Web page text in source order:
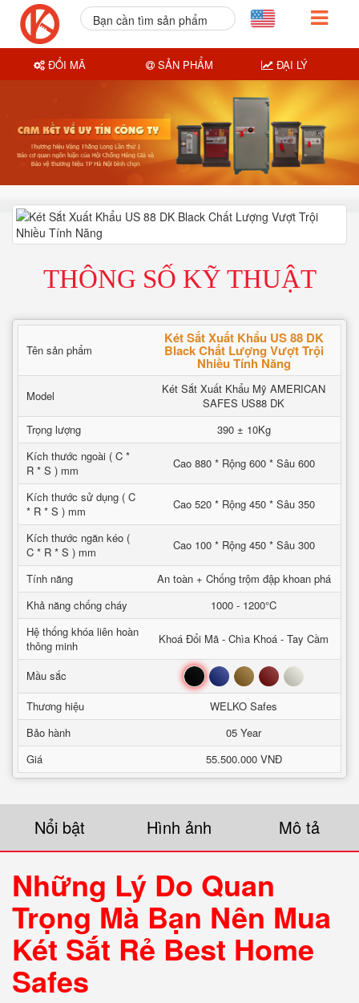
THÔNG SỐ KỸ THUẬT
Tên sản phẩm
Két Sắt Xuất Khẩu US 88 DK
Black Chất Lượng Vượt Trội
Nhiều Tính Năng
Model
Két Sắt Xuất Khẩu Mỹ AMERICAN
SAFES US88 DK
Trọng lượng
390 ± 10Kg
Kích thước ngoài ( C *
R * S ) mm
Cao 880 * Rộng 600 * Sâu 600
Kích thước sử dụng ( C
* R * S ) mm
Cao 520 * Rộng 450 * Sâu 350
Kích thước ngăn kéo (
C * R * S ) mm
Cao 100 * Rộng 450 * Sâu 300
Tính năng
An toàn + Chống trộm đập khoan phá
Khả năng chống cháy
1000 - 1200°C
Hệ thống khóa liên hoàn
thông minh
Khoá Đổi Mã - Chìa Khoá - Tay Cầm
Mầu sắc Đen Xanh Nâu Đỏ Trắng
Thương hiệu
WELKO Safes
Bảo hành
05 Year
Giá
55.500.000 VNĐ
Nổi bật Hình ảnh Mô tả
Những Lý Do Quan
Trọng Mà Bạn Nên Mua
Két Sắt Rẻ Best Home
Safes
Bạn cần tìm sản phẩm
ĐỔI MÃ SẢN PHẨM ĐẠI LÝ